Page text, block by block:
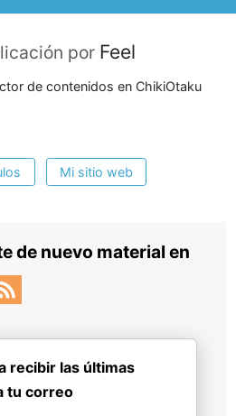
por Feel
de contenidos en ChikiOtaku
Mi sitio web
de nuevo material en
recibir las últimas
tu correo